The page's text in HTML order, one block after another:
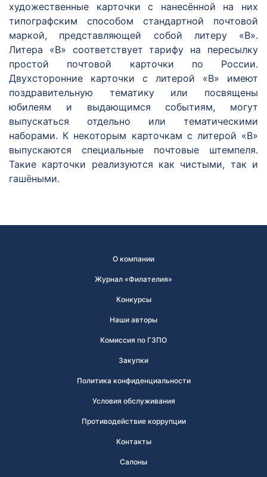
художественные карточки с нанесённой на них
типографским способом стандартной почтовой
маркой, представляющей собой литеру «В».
Литера «В» соответствует тарифу на пересылку
простой почтовой карточки по России.
Двухсторонние карточки с литерой «В» имеют
поздравительную тематику или посвящены
юбилеям и выдающимся событиям, могут
выпускаться отдельно или тематическими
наборами. К некоторым карточкам с литерой «В»
выпускаются специальные почтовые штемпеля.
Такие карточки реализуются как чистыми, так и
гашёными.
О компании
Журнал «Филателия»
Конкурсы
Наши авторы
Комиссия по ГЗПО
Закупки
Политика конфиденциальности
Условия обслуживания
Противодействие коррупции
Контакты
Салоны